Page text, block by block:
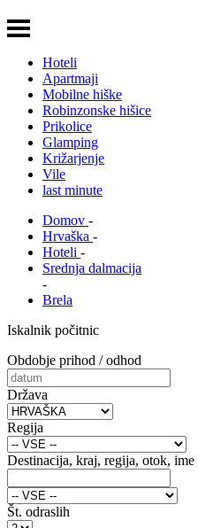
Hoteli
Apartmaji
Mobilne hiške
Robinzonske hišice
Prikolice
Glamping
Križarjenje
Vile
last minute
Domov -
Hrvaška -
Hoteli -
Srednja dalmacija
-
Brela
Iskalnik počitnic
Obdobje prihod / odhod
Država
Regija
Destinacija, kraj, regija, otok,
Št. odraslih